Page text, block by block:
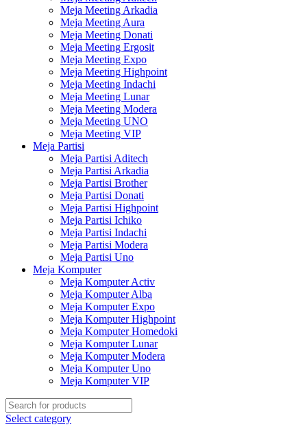
Meja Meeting Arkadia
Meja Meeting Aura
Meja Meeting Donati
Meja Meeting Ergosit
Meja Meeting Expo
Meja Meeting Highpoint
Meja Meeting Indachi
Meja Meeting Lunar
Meja Meeting Modera
Meja Meeting UNO
Meja Meeting VIP
Meja Partisi
Meja Partisi Aditech
Meja Partisi Arkadia
Meja Partisi Brother
Meja Partisi Donati
Meja Partisi Highpoint
Meja Partisi Ichiko
Meja Partisi Indachi
Meja Partisi Modera
Meja Partisi Uno
Meja Komputer
Meja Komputer Activ
Meja Komputer Alba
Meja Komputer Expo
Meja Komputer Highpoint
Meja Komputer Homedoki
Meja Komputer Lunar
Meja Komputer Modera
Meja Komputer Uno
Meja Komputer VIP
Select category